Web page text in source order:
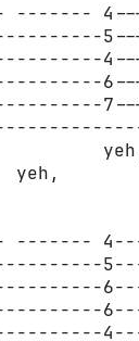
-------
yeh,
-------